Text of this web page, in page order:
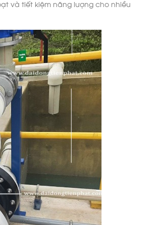
và tiết kiệm năng lượng cho nhiều